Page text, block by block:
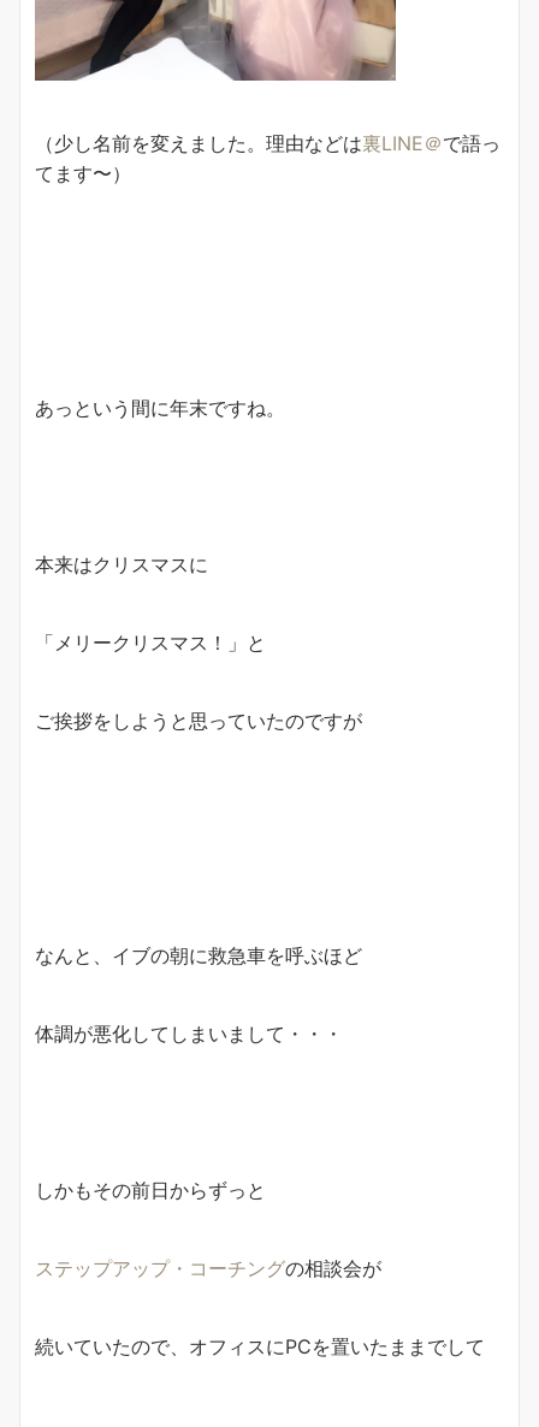
（少し名前を変えました。理由などは裏LINE＠で語っ
てます〜）
あっという間に年末ですね。
本来はクリスマスに
「メリークリスマス！」と
ご挨拶をしようと思っていたのですが
なんと、イブの朝に救急車を呼ぶほど
体調が悪化してしまいまして・・・
しかもその前日からずっと
ステップアップ・コーチングの相談会が
続いていたので、オフィスにPCを置いたままでして